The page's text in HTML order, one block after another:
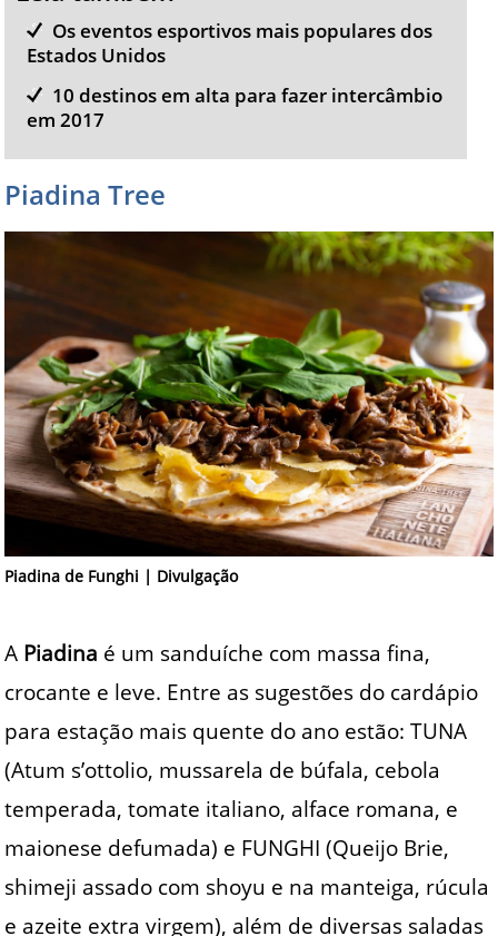
Os eventos esportivos mais populares dos
Estados Unidos
10 destinos em alta para fazer intercâmbio
em 2017
Piadina Tree
Piadina de Funghi | Divulgação
A Piadina é um sanduíche com massa fina,
crocante e leve. Entre as sugestões do cardápio
para estação mais quente do ano estão: TUNA
(Atum s’ottolio, mussarela de búfala, cebola
temperada, tomate italiano, alface romana, e
maionese defumada) e FUNGHI (Queijo Brie,
shimeji assado com shoyu e na manteiga, rúcula
e azeite extra virgem), além de diversas saladas